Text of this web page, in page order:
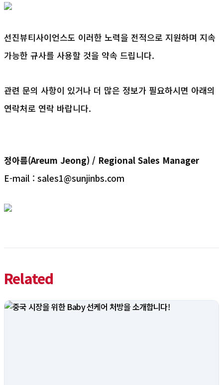
선진뷰티사이언스도 이러한 노력을 전적으로 지원하며 지속
가능한 규사를 사용할 것을 약속 드립니다.
관련 문의 사항이 있거나 더 많은 정보가 필요하시면 아래의
연락처로 연락 바랍니다.
정아름(Areum Jeong) / Regional Sales Manager
E-mail : sales1@sunjinbs.com
Related